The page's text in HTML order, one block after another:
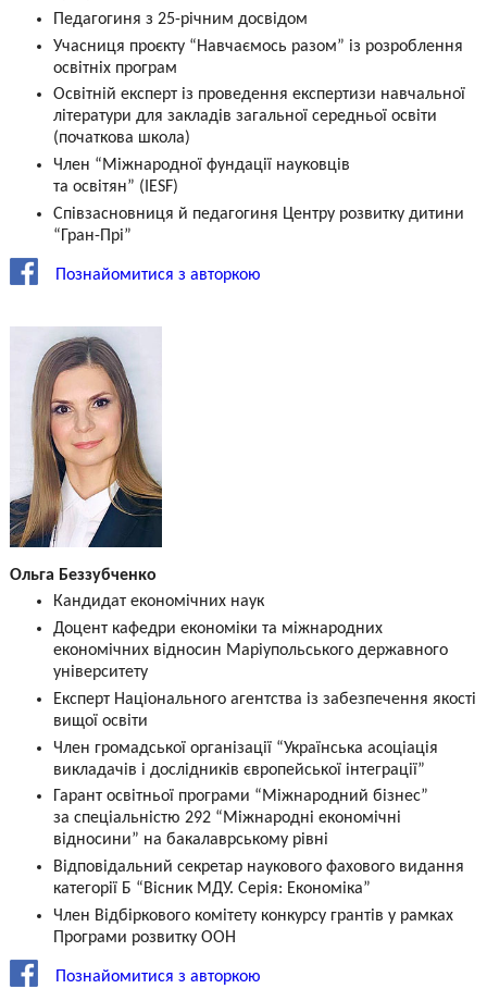
Педагогиня з 25-річним досвідом
Учасниця проєкту “Навчаємось разом” із розроблення
освітніх програм
Освітній експерт із проведення експертизи навчальної
літератури для закладів загальної середньої освіти
(початкова школа)
Член “Міжнародної фундації науковців
та освітян” (IESF)
Співзасновниця й педагогиня Центру розвитку дитини
“Гран-Прі”
Познайомитися з авторкою
Ольга Беззубченко
Кандидат економічних наук
Доцент кафедри економіки та міжнародних
економічних відносин Маріупольського державного
університету
Експерт Національного агентства із забезпечення якості
вищої освіти
Член громадської організації “Українська асоціація
викладачів і дослідників європейської інтеграції”
Гарант освітньої програми “Міжнародний бізнес”
за спеціальністю 292 “Міжнародні економічні
відносини” на бакалаврському рівні
Відповідальний секретар наукового фахового видання
категорії Б “Вісник МДУ. Серія: Економіка”
Член Відбіркового комітету конкурсу грантів у рамках
Програми розвитку ООН
Познайомитися з авторкою